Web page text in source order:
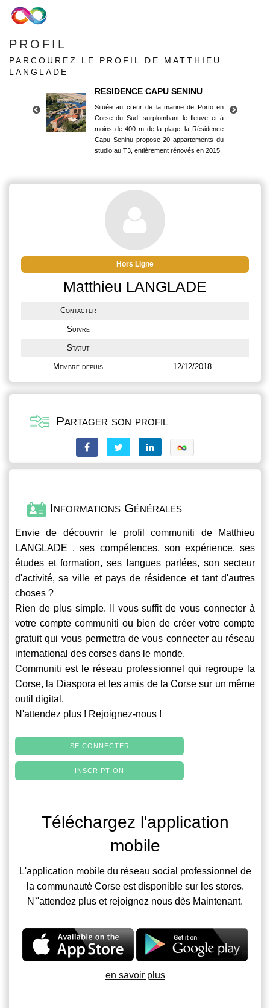
PROFIL
PARCOUREZ LE PROFIL DE MATTHIEU
LANGLADE
RESIDENCE CAPU SENINU
Située au cœur de la marine de Porto en
Corse du Sud, surplombant le fleuve et à
moins de 400 m de la plage, la Résidence
Capu Seninu propose 20 appartements du
studio au T3, entièrement rénovés en 2015.
Corse du Sud, surplombant le fleuve et à
moins de 400 m de la plage, la Résidence
Capu Seninu propose 20 appartements du
studio au T3, entièrement rénovés en 2015.
Hors Ligne
Matthieu LANGLADE
Contacter
Suivre
Statut
Membre depuis 12/12/2018
Partager son profil
Informations Générales
Envie de découvrir le profilcommuniti de Matthieu
LANGLADE , ses compétences, son expérience, ses
études et formation, ses langues parlées, son secteur
d'activité, sa ville et pays de résidence et tant d'autres
choses ?
Rien de plus simple. Il vous suffit de vous connecter à
votre compte communiti ou bien de créer votre compte
gratuit qui vous permettra de vous connecter au réseau
international des corses dans le monde.
Communiti est le réseau professionnel qui regroupe la
Corse, la Diaspora et les amis de la Corse sur un même
outil digital.
N'attendez plus ! Rejoignez-nous !
SE CONNECTER
INSCRIPTION
Téléchargez l'application
mobile
L'application mobile du réseau social professionnel de
la communauté Corse est disponible sur les stores.
N`'attendez plus et rejoignez nous dès Maintenant.
en savoir plus